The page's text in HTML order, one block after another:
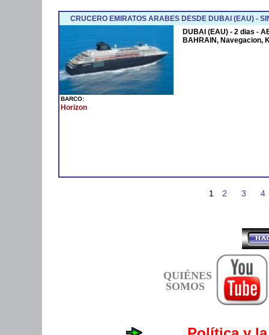
CRUCERO EMIRATOS ARABES DESDE DUBAI (EAU) -
BARCO:
Horizon
DUBAI (EAU) - 2 dias -
BAHRAIN, Navegacion,
1 2 3 4
QUIÉNES
SOMOS